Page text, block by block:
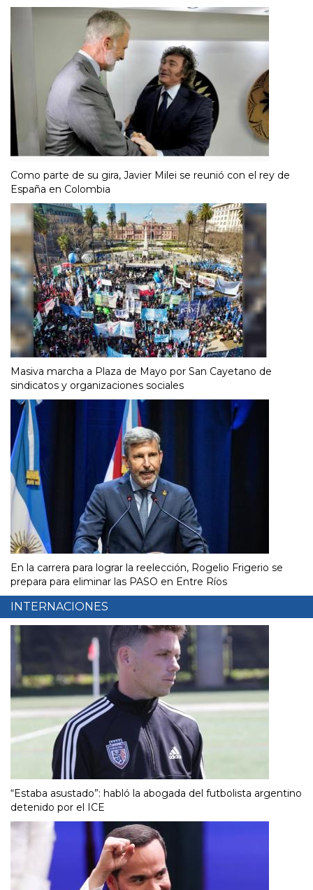
Como parte de su gira, Javier Milei se reunió con el rey de
España en Colombia
Masiva marcha a Plaza de Mayo por San Cayetano de
sindicatos y organizaciones sociales
En la carrera para lograr la reelección, Rogelio Frigerio se
prepara para eliminar las PASO en Entre Ríos
INTERNACIONES
“Estaba asustado”: habló la abogada del futbolista argentino
detenido por el ICE